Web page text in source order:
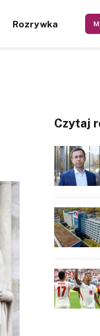
Rozrywka
Czytaj